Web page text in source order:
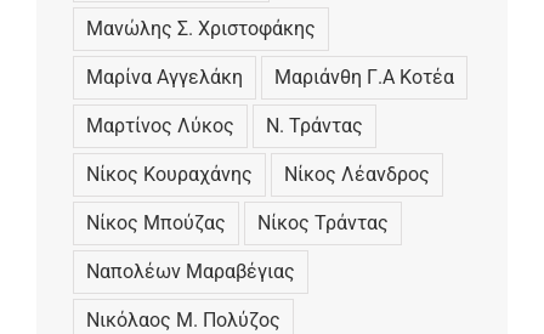
Μανώλης Σ. Χριστοφάκης
Μαρίνα Αγγελάκη Μαριάνθη Γ.Α Κοτέα
Μαρτίνος Λύκος Ν. Τράντας
Νίκος Κουραχάνης Νίκος Λέανδρος
Νίκος Μπούζας Νίκος Τράντας
Ναπολέων Μαραβέγιας
Νικόλαος Μ. Πολύζος